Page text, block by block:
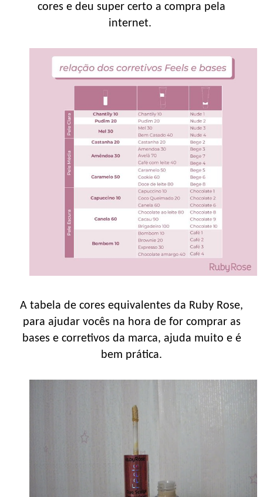
cores e deu super certo a compra pela
internet.
A tabela de cores equivalentes da Ruby Rose,
para ajudar vocês na hora de for comprar as
bases e corretivos da marca, ajuda muito e é
bem prática.